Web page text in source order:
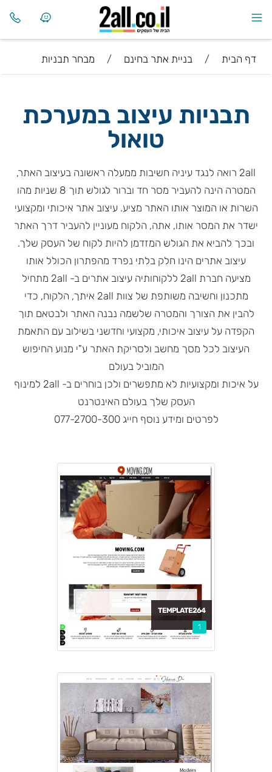
דף הבית / בניית אתר בחינם / מבחר תבניות
תבניות עיצוב במערכת
טואול
2all רואה לנגד עיניה חשיבות ממעלה ראשונה בעיצוב האתר,
המטרה הינה להעביר מסר חד וברור לגולש תוך 8 שניות מהו
השרות או המוצר אותו האתר מציע. עיצוב אתר איכותי ומקצועי
ישדר את המסר אותו, אתה, הלקוח מעוניין להעביר דרך האתר
ובכך להביא את הגולש המזדמן להיות לקוח של העסק שלך.
עיצוב אתרים הינו חלק בלתי נפרד מהפתרון הכולל אותו
מציעה חברת 2all ללקוחותיה עיצוב אתרים ב- 2all מתחיל
מתכנון וחשיבה משותפת של צוות 2all איתך, הלקוח, כדי
להבין את הצורך והמטרה שלשמה נבנה האתר ולבטאם תוך
הקפדה על עיצוב איכותי, מקצועי וחדשני בשילוב עם התאמת
העיצוב לכל מסך מחשב ולסריקת האתר ע"י מנוע החיפוש
המוביל בעולם
על איכות ומקצועיות לא מתפשרים ולכן בוחרים ב- 2all למינוף
העסק שלך בעולם האינטרנט
לפרטים ומידע נוסף חייג 077-2700-300
TEMPLATE264
1